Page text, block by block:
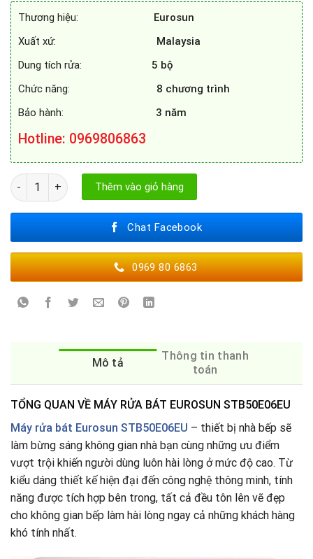
6.500.000₫.
Thương hiệu:
Eurosun
Xuất xứ:
Malaysia
Dung tích rửa: 5 bộ
Chức năng: 8 chương trình
Bảo hành: 3 năm
Hotline: 0969806863
MÁY RỬA BÁT EUROSUN STB50E06EU số lượng
Thêm vào giỏ hàng
Chat Facebook
0969 80 6863
Mô tả
Thông tin thanh
toán
TỔNG QUAN VỀ MÁY RỬA BÁT EUROSUN STB50E06EU
Máy rửa bát Eurosun STB50E06EU – thiết bị nhà bếp sẽ
làm bừng sáng không gian nhà bạn cùng những ưu điểm
vượt trội khiến người dùng luôn hài lòng ở mức độ cao. Từ
kiểu dáng thiết kế hiện đại đến công nghệ thông minh, tính
năng được tích hợp bên trong, tất cả đều tôn lên vẽ đẹp
cho không gian bếp làm hài lòng ngay cả những khách hàng
khó tính nhất.